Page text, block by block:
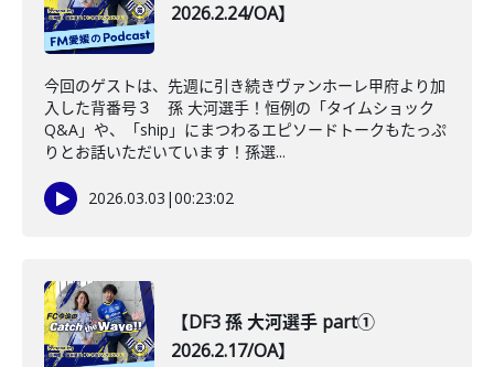
2026.2.24/OA】
今回のゲストは、先週に引き続きヴァンホーレ甲府より加
入した背番号３ 孫 大河選手！恒例の「タイムショック
Q&A」や、「ship」にまつわるエピソードトークもたっぷ
りとお話いただいています！孫選...
2026.03.03 |00:23:02
【DF3 孫 大河選手 part①
2026.2.17/OA】